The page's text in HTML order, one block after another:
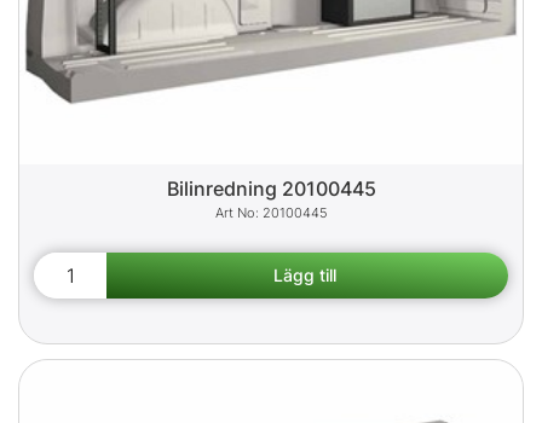
Bilinredning 20100445
20100445